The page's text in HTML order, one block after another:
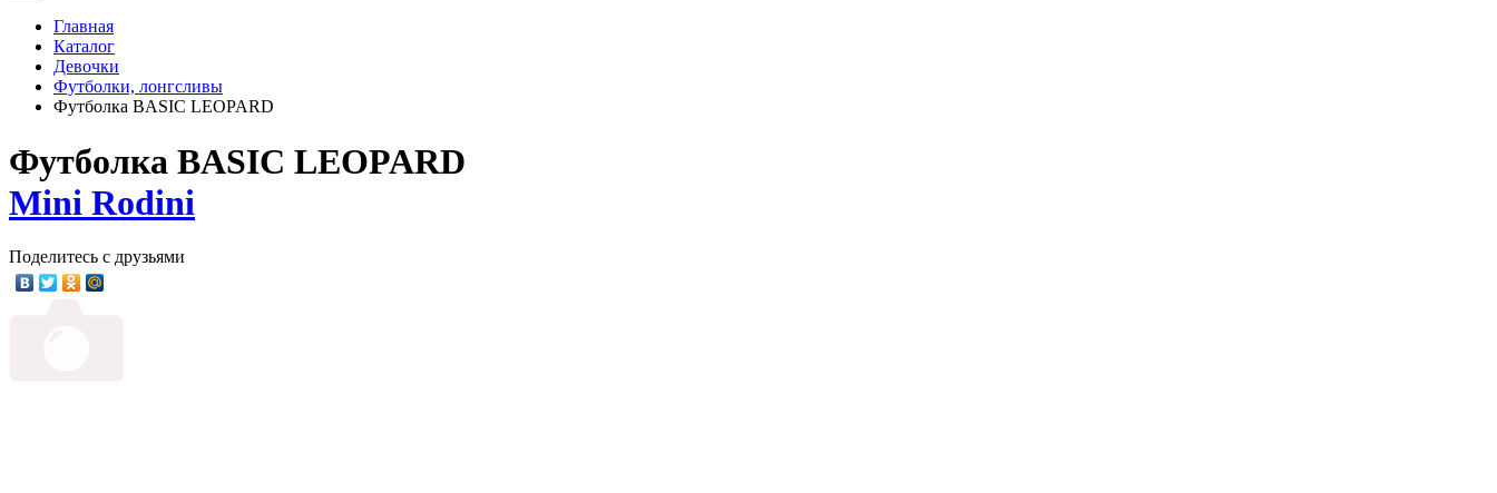
Главная
Каталог
Девочки
Футболки, лонгсливы
Футболка BASIC LEOPARD
Футболка BASIC LEOPARD
Mini Rodini
Поделитесь с друзьями